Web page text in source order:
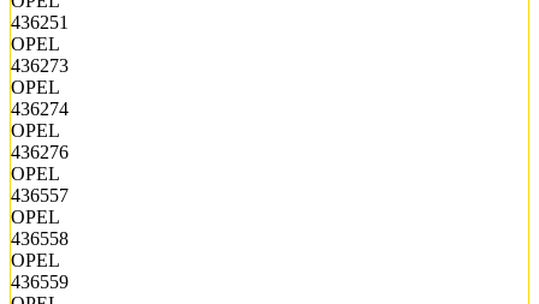
436251
OPEL
436273
OPEL
436274
OPEL
436276
OPEL
436557
OPEL
436558
OPEL
436559